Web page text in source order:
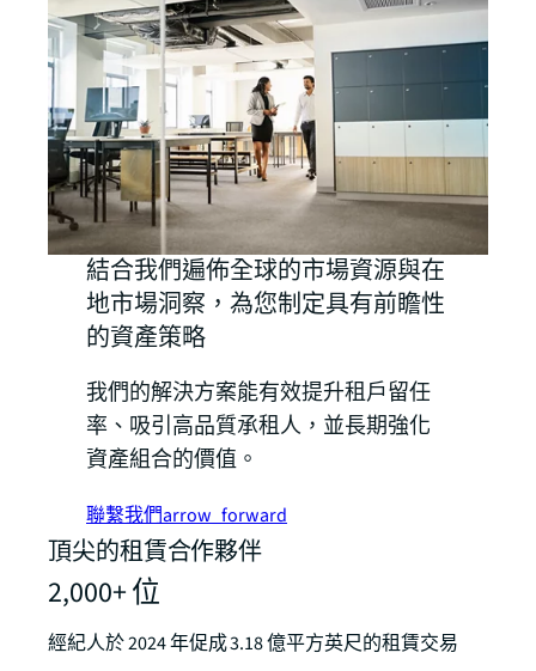
結合我們遍佈全球的市場資源與在
地市場洞察，為您制定具有前瞻性
的資產策略
我們的解決方案能有效提升租戶留任
率、吸引高品質承租人，並長期強化
資產組合的價值。
聯繫我們arrow_forward
頂尖的租賃合作夥伴
2,000+ 位
經紀人於 2024 年促成 3.18 億平方英尺的租賃交易